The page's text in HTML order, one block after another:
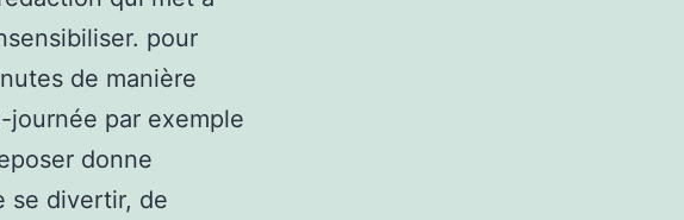
pour
de manière
journée par exemple
donne
se divertir, de